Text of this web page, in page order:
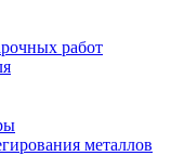
работ
металлов